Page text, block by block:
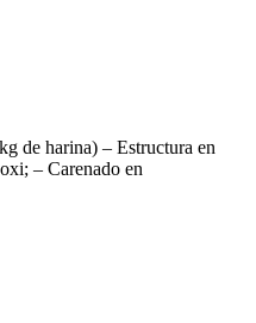
de harina) – Estructura en
– Carenado en